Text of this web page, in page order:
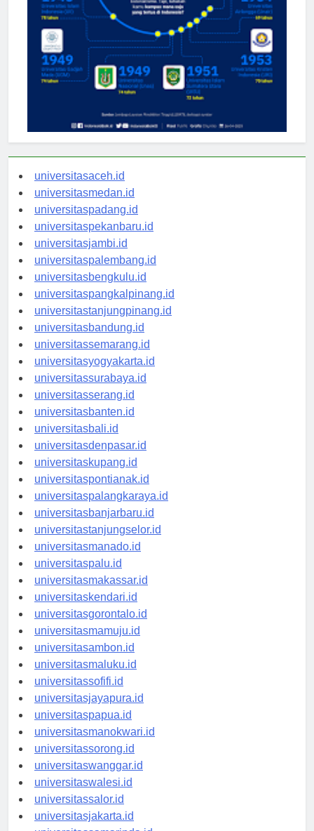
universitasaceh.id
universitasmedan.id
universitaspadang.id
universitaspekanbaru.id
universitasjambi.id
universitaspalembang.id
universitasbengkulu.id
universitaspangkalpinang.id
universitastanjungpinang.id
universitasbandung.id
universitassemarang.id
universitasyogyakarta.id
universitassurabaya.id
universitasserang.id
universitasbanten.id
universitasbali.id
universitasdenpasar.id
universitaskupang.id
universitaspontianak.id
universitaspalangkaraya.id
universitasbanjarbaru.id
universitastanjungselor.id
universitasmanado.id
universitaspalu.id
universitasmakassar.id
universitaskendari.id
universitasgorontalo.id
universitasmamuju.id
universitasambon.id
universitasmaluku.id
universitassofifi.id
universitasjayapura.id
universitaspapua.id
universitasmanokwari.id
universitassorong.id
universitaswanggar.id
universitaswalesi.id
universitassalor.id
universitasjakarta.id